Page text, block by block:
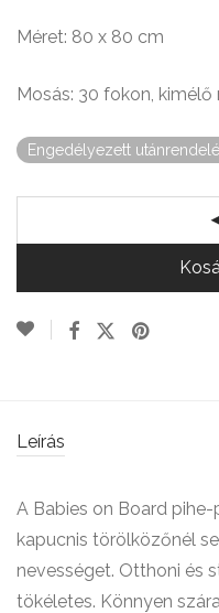
Méret: 80 x 80 cm
Mosás: 30 fokon,
Engedélyezett
Leírás
A Babies on Board
kapucnis törölközőnél
nevességet. Otthoni és
tökéletes. Könnyen